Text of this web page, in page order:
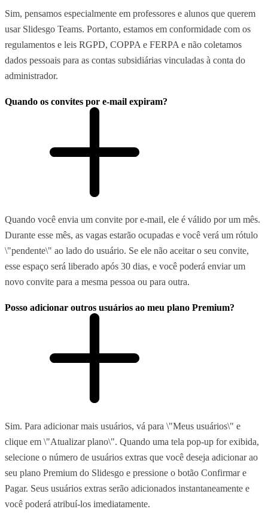
Sim, pensamos especialmente em professores e alunos que querem
usar Slidesgo Teams. Portanto, estamos em conformidade com os
regulamentos e leis RGPD, COPPA e FERPA e não coletamos
dados pessoais para as contas subsidiárias vinculadas à conta do
administrador.
Quando os convites por e-mail expiram?
Quando você envia um convite por e-mail, ele é válido por um mês.
Durante esse mês, as vagas estarão ocupadas e você verá um rótulo
\"pendente\" ao lado do usuário. Se ele não aceitar o seu convite,
esse espaço será liberado após 30 dias, e você poderá enviar um
novo convite para a mesma pessoa ou para outra.
Posso adicionar outros usuários ao meu plano Premium?
Sim. Para adicionar mais usuários, vá para \"Meus usuários\" e
clique em \"Atualizar plano\". Quando uma tela pop-up for exibida,
selecione o número de usuários extras que você deseja adicionar ao
seu plano Premium do Slidesgo e pressione o botão Confirmar e
Pagar. Seus usuários extras serão adicionados instantaneamente e
você poderá atribuí-los imediatamente.